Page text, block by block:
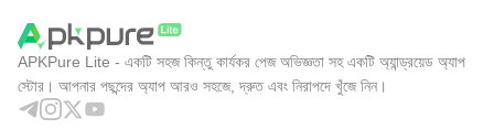
APKPure Lite - একটি সহজ কিন্তু কার্যকর পেজ অভিজ্ঞতা সহ একটি অ্যান্ড্রয়েড অ্যাপ
স্টোর। আপনার পছন্দের অ্যাপ আরও সহজে, দ্রুত এবং নিরাপদে খুঁজে নিন।